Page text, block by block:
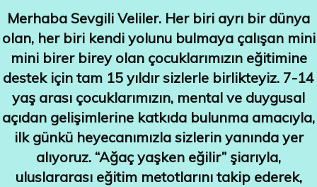
Merhaba Sevgili Veliler. Her biri ayrı bir dünya
olan, her biri kendi yolunu bulmaya çalışan mini
mini birer birey olan çocuklarımızın eğitimine
destek için tam 15 yıldır sizlerle birlikteyiz. 7-14
yaş arası çocuklarımızın, mental ve duygusal
açıdan gelişimlerine katkıda bulunma amacıyla,
ilk günkü heyecanımızla sizlerin yanında yer
alıyoruz. “Ağaç yaşken eğilir” şiarıyla,
uluslararası eğitim metotlarını takip ederek,